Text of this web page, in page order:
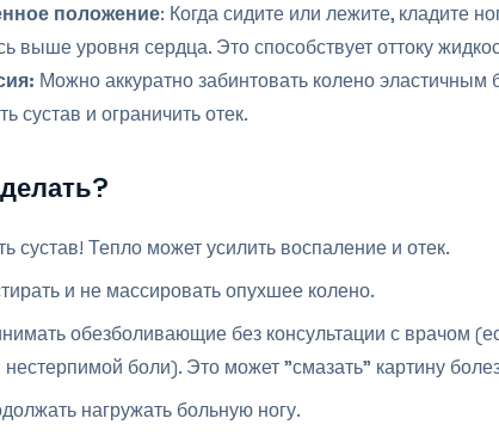
положение: Когда сидите или лежите, кладите
выше уровня сердца. Это способствует оттоку
Можно аккуратно забинтовать колено
сустав и ограничить отек.
сустав! Тепло может усилить воспаление и отек.
и не массировать опухшее колено.
обезболивающие без консультации с врачом
нестерпимой боли). Это может "смазать" картину
нагружать больную ногу.